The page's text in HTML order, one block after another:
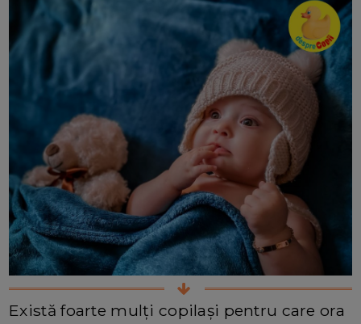
Există foarte mulți copilași pentru care ora